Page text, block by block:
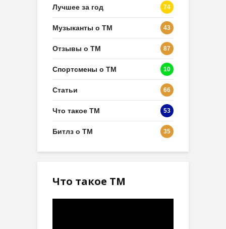
Лучшее за год 74
Музыканты о ТМ 43
Отзывы о ТМ 87
Спортсмены о ТМ 10
Статьи 66
Что такое ТМ 53
Битлз о ТМ 35
Что такое ТМ